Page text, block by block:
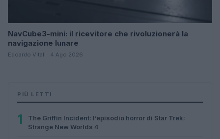
NavCube3-mini: il ricevitore che rivoluzionerà la
navigazione lunare
Edoardo Vitali · 4 Ago 2026
PIÙ LETTI
1
The Griffin Incident: l’episodio horror di Star Trek:
Strange New Worlds 4